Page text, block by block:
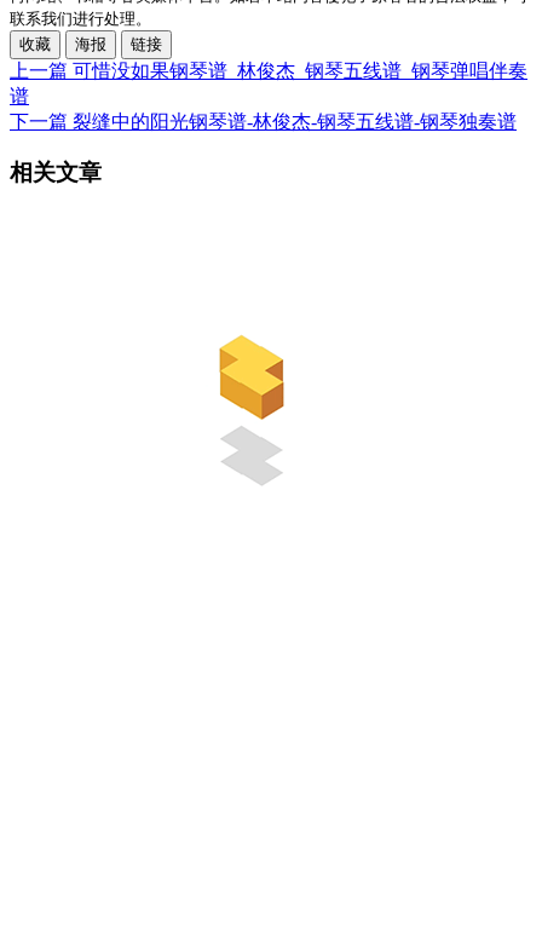
联系我们进行处理。
收藏
海报 链接
上一篇 可惜没如果钢琴谱_林俊杰_钢琴五线谱_钢琴弹唱伴奏
谱
下一篇 裂缝中的阳光钢琴谱-林俊杰-钢琴五线谱-钢琴独奏谱
相关文章